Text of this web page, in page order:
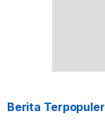
Berita Terpopuler